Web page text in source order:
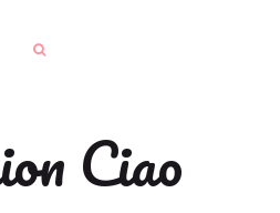
Ciao